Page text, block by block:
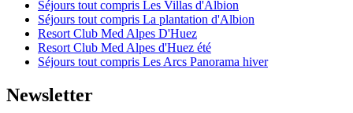
Séjours tout compris Les Villas d'Albion
Séjours tout compris La plantation d'Albion
Resort Club Med Alpes D'Huez
Resort Club Med Alpes d'Huez été
Séjours tout compris Les Arcs Panorama hiver
Newsletter